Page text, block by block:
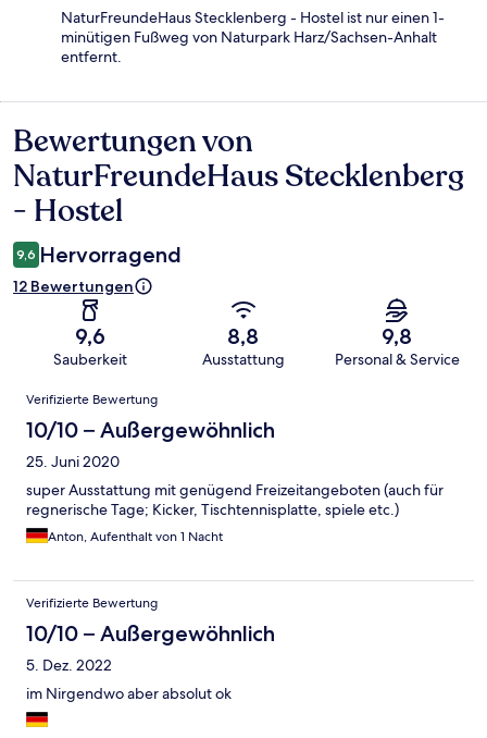
NaturFreundeHaus Stecklenberg - Hostel ist nur einen 1-
minütigen Fußweg von Naturpark Harz/Sachsen-Anhalt
entfernt.
Bewertungen
Bewertungen von
NaturFreundeHaus Stecklenberg
- Hostel
9,6 Hervorragend
12 Bewertungen
9,6
Sauberkeit
8,8
Ausstattung
9,8
Personal & Service
Bewertungen
Verifizierte Bewertung
10/10 – Außergewöhnlich
25. Juni 2020
super Ausstattung mit genügend Freizeitangeboten (auch für
regnerische Tage; Kicker, Tischtennisplatte, spiele etc.)
Anton, Aufenthalt von 1 Nacht
Verifizierte Bewertung
10/10 – Außergewöhnlich
5. Dez. 2022
im Nirgendwo aber absolut ok